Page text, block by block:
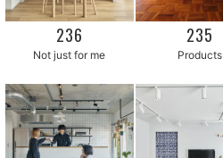
236
Not just for me
235
Products